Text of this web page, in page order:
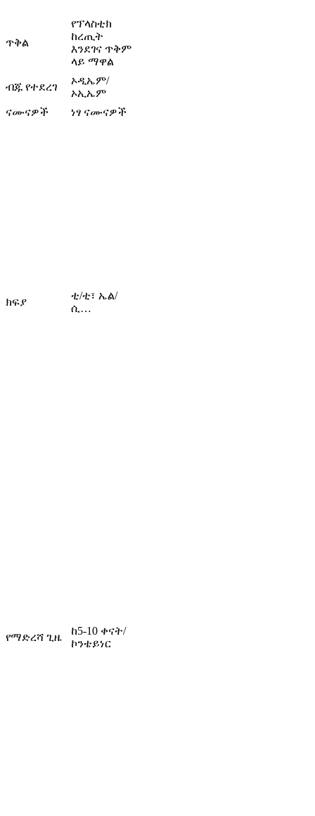
ጥቅል
የፕላስቲክ
ከረጢት
እንደገና ጥቅም
ላይ ማዋል
ብጁ የተደረገ
ኦዲኤም/
ኦኢኤም
ናሙናዎች
ነፃ ናሙናዎች
ክፍያ
ቲ/ቲ፣ ኤል/
ሲ…
የማድረሻ ጊዜ
ከ5-10 ቀናት/
ኮንቴይነር